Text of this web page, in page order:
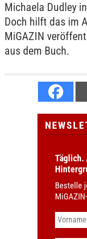
Michaela Dudley
Doch hilft das im
MiGAZIN
aus dem Buch.
Bestelle